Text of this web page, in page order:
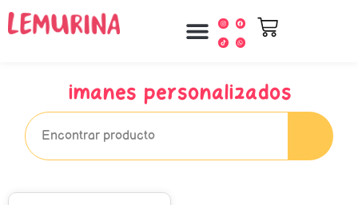
imanes personalizados